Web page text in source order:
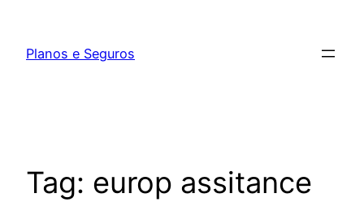
Planos e Seguros
Tag: europ assitance